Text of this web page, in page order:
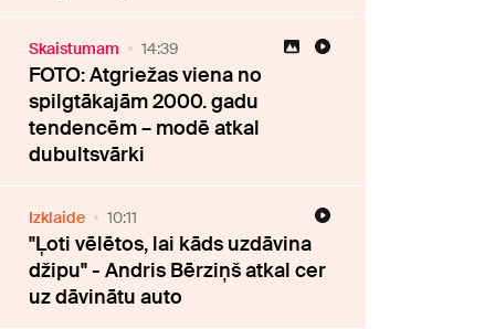
Skaistumam 14:39
FOTO: Atgriežas viena no
spilgtākajām 2000. gadu
tendencēm – modē atkal
dubultsvārki
Izklaide 10:11
"Ļoti vēlētos, lai kāds uzdāvina
džipu" - Andris Bērziņš atkal cer
uz dāvinātu auto